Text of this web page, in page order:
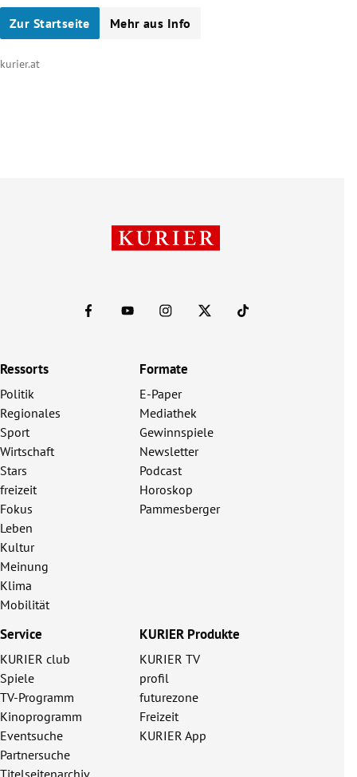
Zur Startseite Mehr aus Info
kurier.at
Ressorts
Politik
Regionales
Sport
Wirtschaft
Stars
freizeit
Fokus
Leben
Kultur
Meinung
Klima
Mobilität
Formate
E-Paper
Mediathek
Gewinnspiele
Newsletter
Podcast
Horoskop
Pammesberger
Service
KURIER club
Spiele
TV-Programm
Kinoprogramm
Eventsuche
Partnersuche
Titelseitenarchiv
KURIER Produkte
KURIER TV
profil
futurezone
Freizeit
KURIER App